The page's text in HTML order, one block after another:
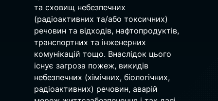
та сховищ небезпечних
(радіоактивних та/або токсичних)
речовин та відходів, нафтопродуктів,
транспортних та інженерних
комунікацій тощо. Внаслідок цього
існує загроза пожеж, викидів
небезпечних (хімічних, біологічних,
радіоактивних) речовин, аварій